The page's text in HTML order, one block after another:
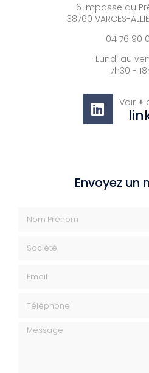
6 impasse du
38760 VARCES-
04 76 90
Lundi au
7h30 -
Voir +
Envoyez un
Message